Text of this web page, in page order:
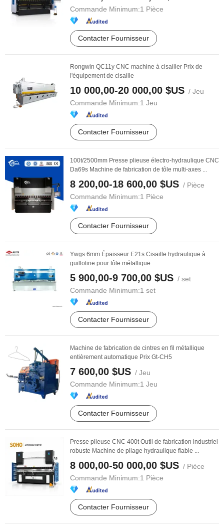
Commande Minimum:1 Pièce
Contacter Fournisseur
Rongwin QC11y CNC machine à cisailler Prix de
l'équipement de cisaille
10 000,00-20 000,00 $US / Jeu
Commande Minimum:1 Jeu
Contacter Fournisseur
100t/2500mm Presse plieuse électro-hydraulique CNC
Da69s Machine de fabrication de tôle multi-axes ...
8 200,00-18 600,00 $US / Pièce
Commande Minimum:1 Pièce
Contacter Fournisseur
Ywgs 6mm Épaisseur E21s Cisaille hydraulique à
guillotine pour tôle métallique
5 900,00-9 700,00 $US / set
Commande Minimum:1 set
Contacter Fournisseur
Machine de fabrication de cintres en fil métallique
entièrement automatique Prix Gt-CH5
7 600,00 $US / Jeu
Commande Minimum:1 Jeu
Contacter Fournisseur
Presse plieuse CNC 400t Outil de fabrication industriel
robuste Machine de pliage hydraulique fiable ...
8 000,00-50 000,00 $US / Pièce
Commande Minimum:1 Pièce
Contacter Fournisseur